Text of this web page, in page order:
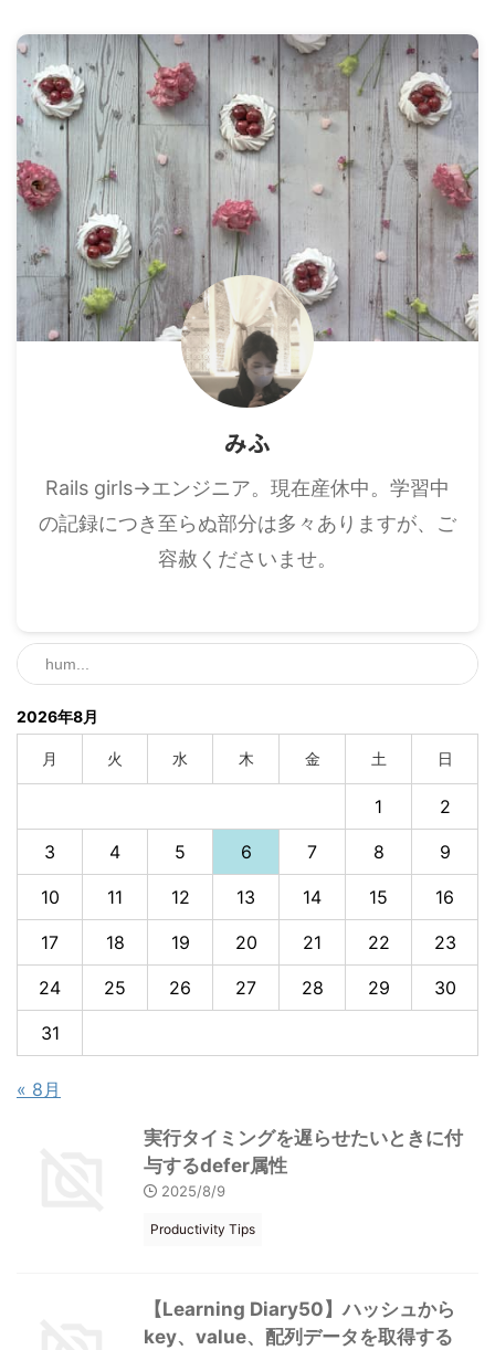
みふ
Rails girls→エンジニア。現在産休中。学習中
の記録につき至らぬ部分は多々ありますが、ご
容赦くださいませ。
2026年8月
月 火 水 木 金 土 日
1 2
3 4 5 6 7 8 9
10 11 12 13 14 15 16
17 18 19 20 21 22 23
24 25 26 27 28 29 30
31
« 8月
実行タイミングを遅らせたいときに付
与するdefer属性
2025/8/9
Productivity Tips
【Learning Diary50】ハッシュから
key、value、配列データを取得する